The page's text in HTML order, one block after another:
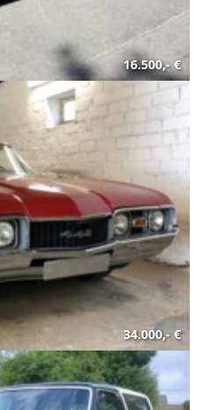
16.500,- €
34.000,- €